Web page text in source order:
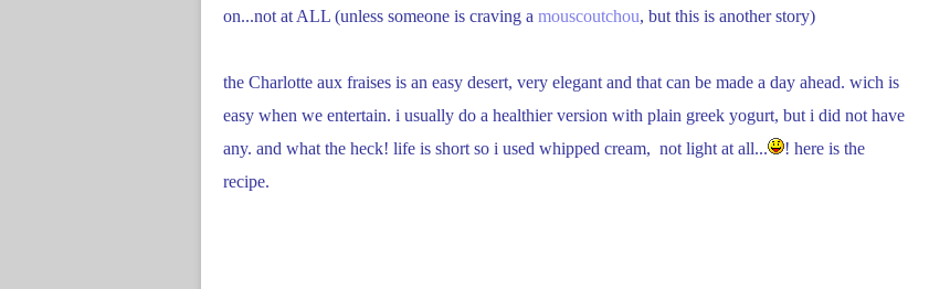
on...not at ALL (unless someone is craving a mouscoutchou, but this is another story)
the Charlotte aux fraises is an easy desert, very elegant and that can be made a day ahead. wich is
easy when we entertain. i usually do a healthier version with plain greek yogurt, but i did not have
any. and what the heck! life is short so i used whipped cream, not light at all...
! here is the
recipe.